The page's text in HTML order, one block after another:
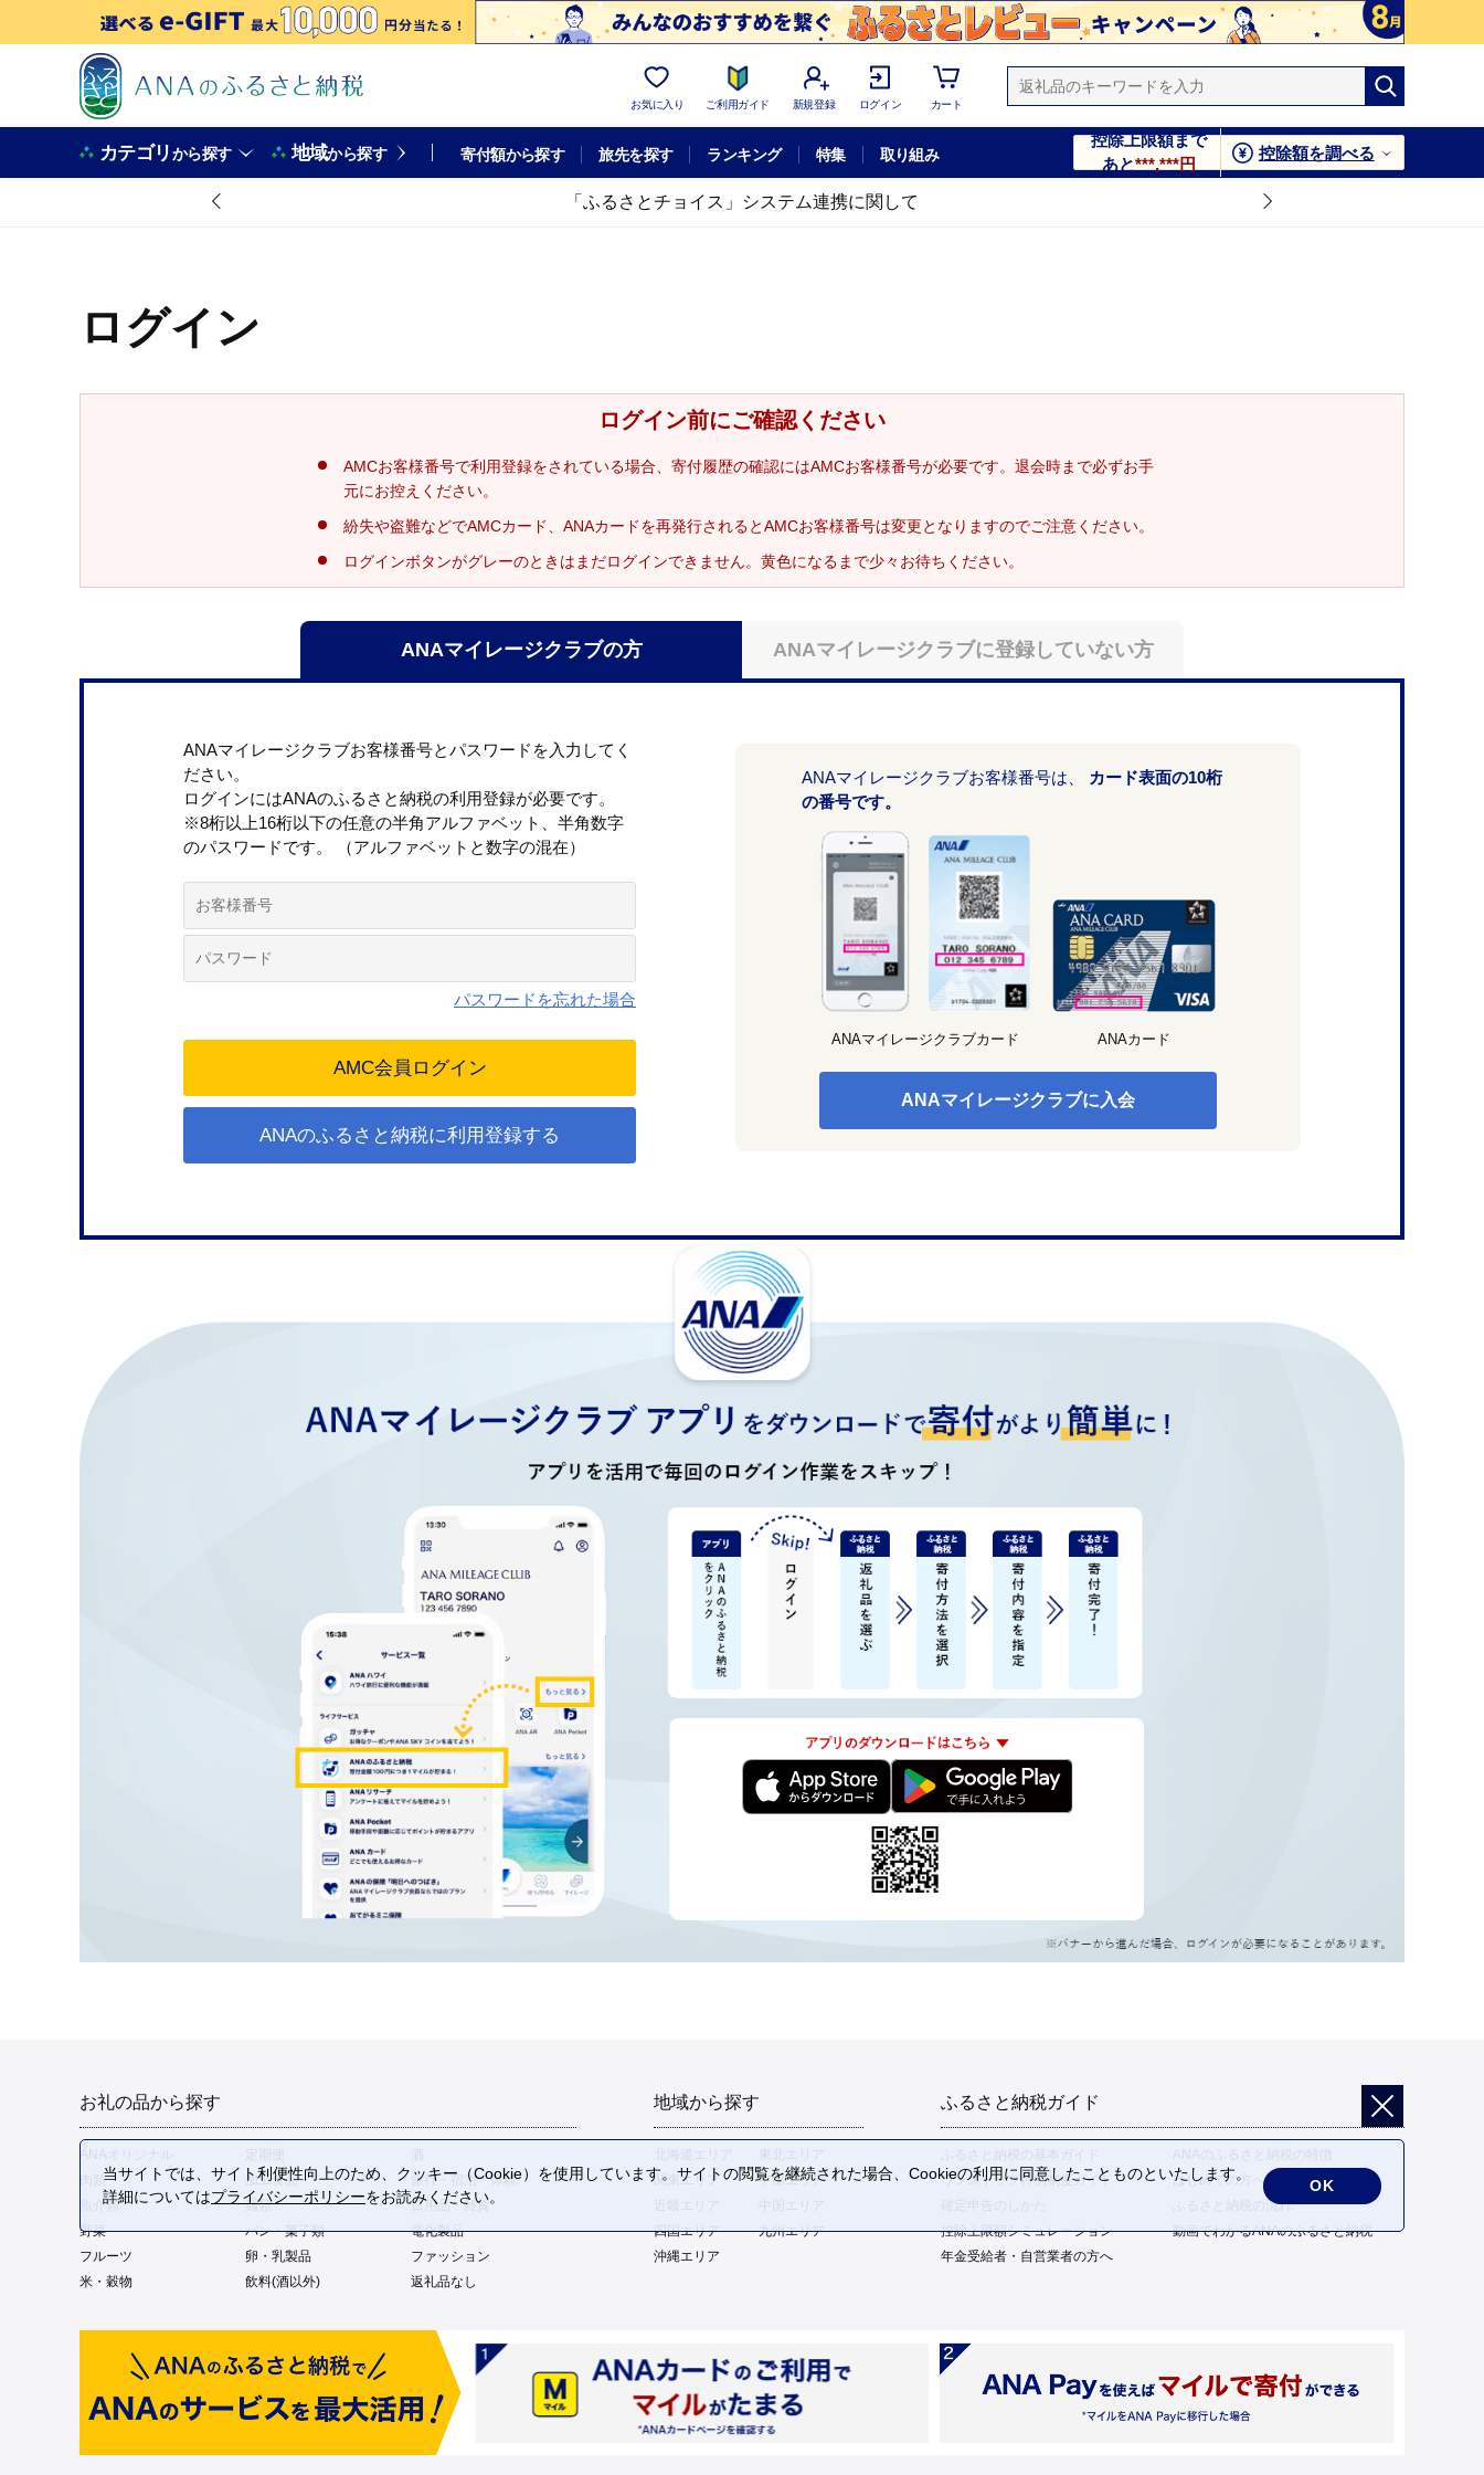
お気に入り ご利用ガイド 新規登録 ログイン カート
カテゴリから探す 地域から探す 寄付額から探す 旅先を探す ランキング 特集 取り組み
控除上限額まで
あと***,***円
控除額を調べる
「ふるさとチョイス」システム連携に関して
ログイン
ログイン前にご確認ください
AMCお客様番号で利用登録をされている場合、寄付履歴の確認にはAMCお客様番号が必要です。退会時まで必ずお手
元にお控えください。
紛失や盗難などでAMCカード、ANAカードを再発行されるとAMCお客様番号は変更となりますのでご注意ください。
ログインボタンがグレーのときはまだログインできません。黄色になるまで少々お待ちください。
ANAマイレージクラブの方 ANAマイレージクラブに登録していない方
ANAマイレージクラブお客様番号とパスワードを入力してく
ださい。
ログインにはANAのふるさと納税の利用登録が必要です。
※8桁以上16桁以下の任意の半角アルファベット、半角数字
のパスワードです。 （アルファベットと数字の混在）
パスワードを忘れた場合
ANAのふるさと納税に利用登録する
ANAマイレージクラブお客様番号は、
カード表面の10桁
の番号です。
ANAマイレージクラブカード ANAカード
ANAマイレージクラブに入会
お礼の品から探す
肉類
加工食品
旅行・宿泊・体験
魚介類
麺類
日用品・雑貨
野菜
パン・菓子類
電化製品
フルーツ
卵・乳製品
ファッション
米・穀物
飲料(酒以外) 返礼品なし
地域から探す
関東エリア
中部エリア
四国エリア
九州エリア
沖縄エリア
ふるさと納税ガイド
ふるさと納税の基本ガイド
ANAのふるさと納税の特徴
ワンストップ特例制度ガイド
はじめての方へ
ふるさと納税の流れ
控除上限額シミュレーション
動画でわかるANAのふるさと納税
年金受給者・自営業者の方へ
当サイトでは、サイト利便性向上のため、クッキー（Cookie）を使用しています。サイトの閲覧を継続された場合、Cookieの利用に同意したことものといたします。
詳細についてはプライバシーポリシーをお読みください。
OK